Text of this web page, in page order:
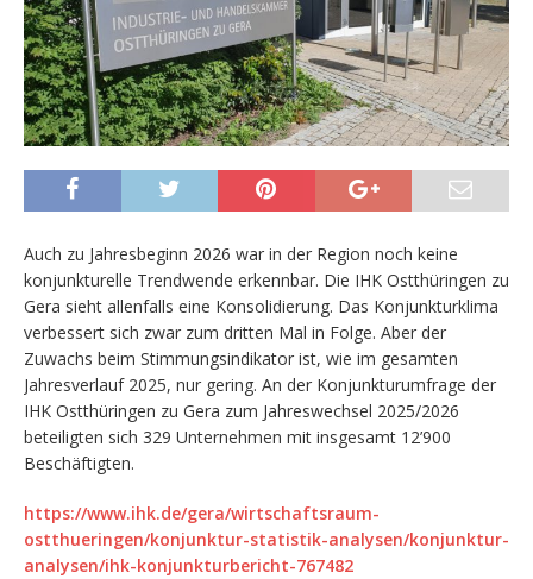
Auch zu Jahresbeginn 2026 war in der Region noch keine
konjunkturelle Trendwende erkennbar. Die IHK Ostthüringen zu
Gera sieht allenfalls eine Konsolidierung. Das Konjunkturklima
verbessert sich zwar zum dritten Mal in Folge. Aber der
Zuwachs beim Stimmungsindikator ist, wie im gesamten
Jahresverlauf 2025, nur gering. An der Konjunkturumfrage der
IHK Ostthüringen zu Gera zum Jahreswechsel 2025/2026
beteiligten sich 329 Unternehmen mit insgesamt 12’900
Beschäftigten.
https://www.ihk.de/gera/wirtschaftsraum-
ostthueringen/konjunktur-statistik-analysen/konjunktur-
analysen/ihk-konjunkturbericht-767482